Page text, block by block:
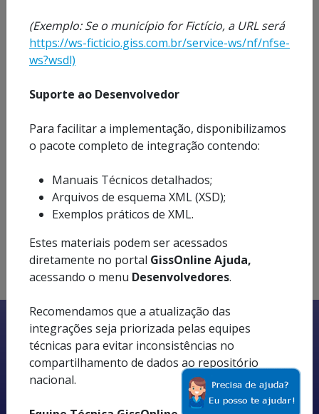
Lista de Atividades
Prefeitura Municipal de São Caetano do
Sul
SECRETARIA DA FAZENDA
(Exemplo: Se o município for Fictício, a URL será
https://ws-ficticio.giss.com.br/service-ws/nf/nfse-
ws?wsdl)
Suporte ao Desenvolvedor
Para facilitar a implementação, disponibilizamos
o pacote completo de integração contendo:
Manuais Técnicos detalhados;
Arquivos de esquema XML (XSD);
Exemplos práticos de XML.
Estes materiais podem ser acessados
diretamente no portal GissOnline Ajuda,
acessando o menu Desenvolvedores.
Recomendamos que a atualização das
integrações seja priorizada pelas equipes
técnicas para evitar inconsistências no
compartilhamento de dados ao repositório
nacional.